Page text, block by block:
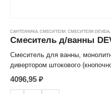
САНТЕХНИКА СМЕСИТЕЛИ СМЕСИТЕЛИ DEVIDA
Смеситель для ванны, монолитной конструкции, с встроенным
дивертором штокового
арматуры используется
смесителя от стены
4096,95 ₽